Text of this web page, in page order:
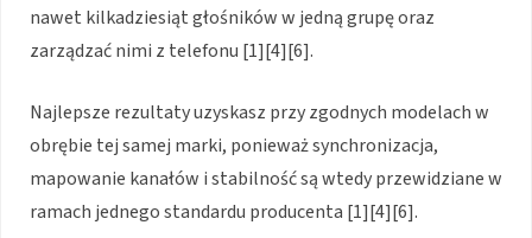
nawet kilkadziesiąt głośników w jedną grupę oraz
zarządzać nimi z telefonu [1][4][6].
Najlepsze rezultaty uzyskasz przy zgodnych modelach w
obrębie tej samej marki, ponieważ synchronizacja,
mapowanie kanałów i stabilność są wtedy przewidziane w
ramach jednego standardu producenta [1][4][6].